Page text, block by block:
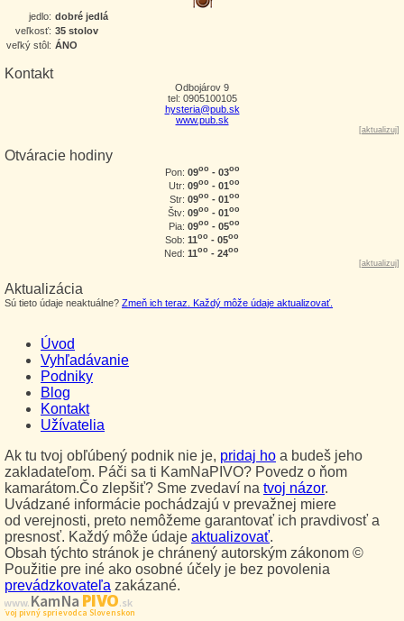
jedlo: dobré jedlá
veľkosť: 35 stolov
veľký stôl: ÁNO
Kontakt
Odbojárov 9
tel: 0905100105
hysteria@pub.sk
www.pub.sk
[aktualizuj]
Otváracie hodiny
Pon: 09oo - 03oo
Utr: 09oo - 01oo
Str: 09oo - 01oo
Štv: 09oo - 01oo
Pia: 09oo - 05oo
Sob: 11oo - 05oo
Ned: 11oo - 24oo
[aktualizuj]
Aktualizácia
Sú tieto údaje neaktuálne? Zmeň ich teraz. Každý môže údaje aktualizovať.
Úvod
Vyhľadávanie
Podniky
Blog
Kontakt
Užívatelia
Ak tu tvoj obľúbený podnik nie je, pridaj ho a budeš jeho
zakladateľom. Páči sa ti KamNaPIVO? Povedz o ňom
kamarátom.Čo zlepšiť? Sme zvedaví na tvoj názor.
Uvádzané informácie pochádzajú v prevažnej miere
od verejnosti, preto nemôžeme garantovať ich pravdivosť a
presnosť. Každý môže údaje aktualizovať.
Obsah týchto stránok je chránený autorským zákonom ©
Použitie pre iné ako osobné účely je bez povolenia
prevádzkovateľa zakázané.
www.Kam NaPIVO.sk
Tvoj pivný sprievodca Slovenskom